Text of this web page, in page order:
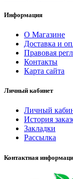
Информация
О Магазине
Доставка и
Правовая
Контакты
Карта сайта
Личный кабинет
Личный
История
Закладки
Рассылка
Контактная